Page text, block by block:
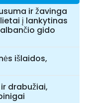
ir žavinga
į lankytinas
gido
išlaidos,
drabužiai,